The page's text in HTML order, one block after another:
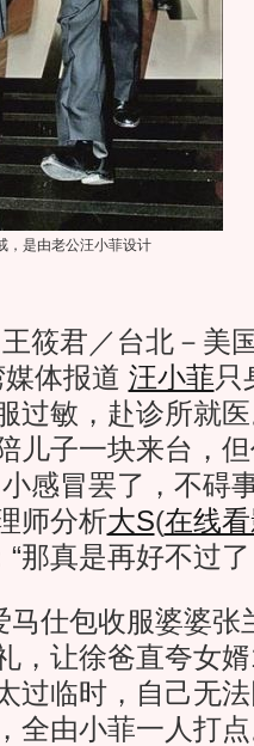
，是由老公汪小菲设计
君／台北－美
体报道 汪小菲只
过敏，赴诊所就
儿子一块来台，
感冒罢了，不碍
师分析大S(在线
“那真是再好不过了
仕包收服婆婆张
，让徐爸直夸女
过临时，自己无
全由小菲一人打